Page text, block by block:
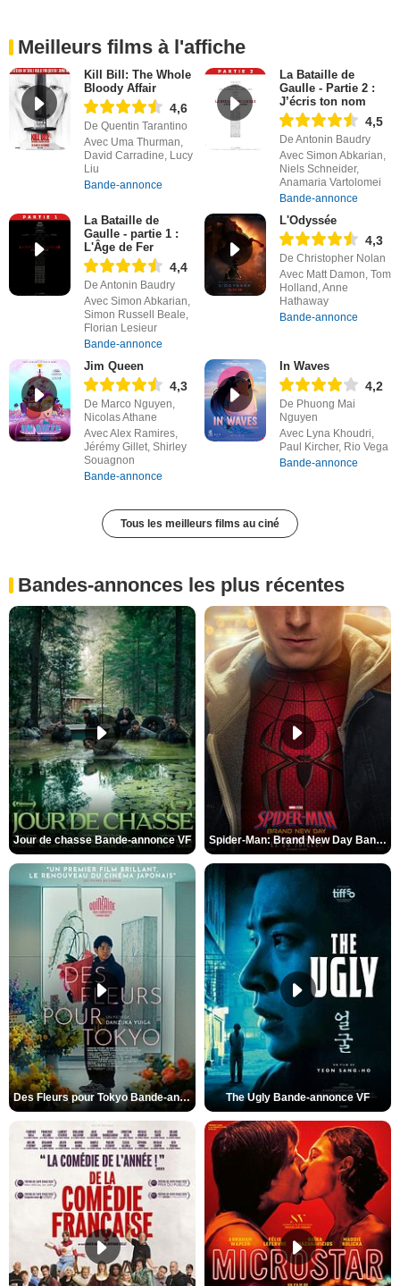
Meilleurs films à l'affiche
Kill Bill: The Whole
Bloody Affair
4,6
De Quentin Tarantino
Avec Uma Thurman,
David Carradine, Lucy
Liu
Bande-annonce
La Bataille de
Gaulle - Partie 2 :
J’écris ton nom
4,5
De Antonin Baudry
Avec Simon Abkarian,
Niels Schneider,
Anamaria Vartolomei
Bande-annonce
La Bataille de
Gaulle - partie 1 :
L'Âge de Fer
4,4
De Antonin Baudry
Avec Simon Abkarian,
Simon Russell Beale,
Florian Lesieur
Bande-annonce
L'Odyssée
4,3
De Christopher Nolan
Avec Matt Damon, Tom
Holland, Anne
Hathaway
Bande-annonce
Jim Queen
4,3
De Marco Nguyen,
Nicolas Athane
Avec Alex Ramires,
Jérémy Gillet, Shirley
Souagnon
Bande-annonce
In Waves
4,2
De Phuong Mai
Nguyen
Avec Lyna Khoudri,
Paul Kircher, Rio Vega
Bande-annonce
Tous les meilleurs films au ciné
Bandes-annonces les plus récentes
Jour de chasse Bande-annonce VF Spider-Man: Brand New Day Bande-annonce (3) VO STFR
Des Fleurs pour Tokyo Bande-annonce VO STFR The Ugly Bande-annonce VF